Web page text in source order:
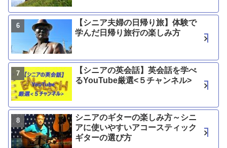
【シニア夫婦の日帰り旅】体験で
学んだ日帰り旅行の楽しみ方
【シニアの英会話】英会話を学べ
るYouTube厳選<５チャンネル>
シニアのギターの楽しみ方～シニ
アに使いやすいアコースティック
ギターの選び方